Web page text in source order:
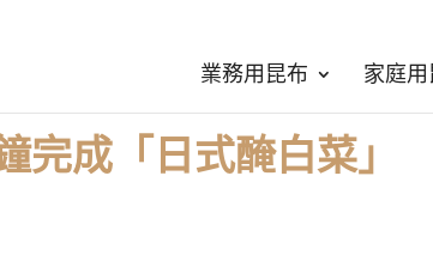
業務用昆布 家庭
完成「日式醃白菜」